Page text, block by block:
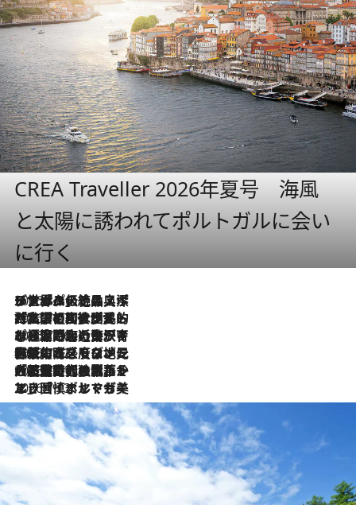
CREA Traveller 2026年夏号 海風
と太陽に誘われてポルトガルに会い
に行く
2026.8.8
リスボンの絶品スイーツ「パステル・デ・ナタ」とは？ポルトガル伝統の奥深い世界へ
2026.7.27
「私の祖国はポルトガル語です」国民的詩人フェルナンド・ペソアと、彼が愛した文学の街を歩く
2026.7.26
ポルトガル近海が育む極上の海の幸。キリリと冷えた白ワインと愉しむ、シーフード専門店の贅沢
2026.7.22
伝統の味をモダンに昇華。高感度な地元客が集う、リスボンの最旬ガストロノミー
2026.7.21
大航海時代の栄華から、震災、独裁、そして革命へ。ポルトガル・首都リスボンの石畳に刻まれた「歴史の光と影」
2026.7.13
エッセイ・ヤマザキマリ「慎ましくも美しき国 ポルトガル」